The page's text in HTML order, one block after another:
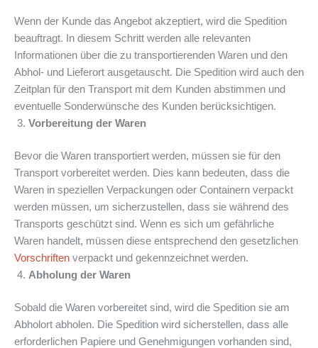
Wenn der Kunde das Angebot akzeptiert, wird die Spedition
beauftragt. In diesem Schritt werden alle relevanten
Informationen über die zu transportierenden Waren und den
Abhol- und Lieferort ausgetauscht. Die Spedition wird auch den
Zeitplan für den Transport mit dem Kunden abstimmen und
eventuelle Sonderwünsche des Kunden berücksichtigen.
Vorbereitung der Waren
Bevor die Waren transportiert werden, müssen sie für den
Transport vorbereitet werden. Dies kann bedeuten, dass die
Waren in speziellen Verpackungen oder Containern verpackt
werden müssen, um sicherzustellen, dass sie während des
Transports geschützt sind. Wenn es sich um gefährliche
Waren handelt, müssen diese entsprechend den gesetzlichen
Vorschriften verpackt und gekennzeichnet werden.
Abholung der Waren
Sobald die Waren vorbereitet sind, wird die Spedition sie am
Abholort abholen. Die Spedition wird sicherstellen, dass alle
erforderlichen Papiere und Genehmigungen vorhanden sind,